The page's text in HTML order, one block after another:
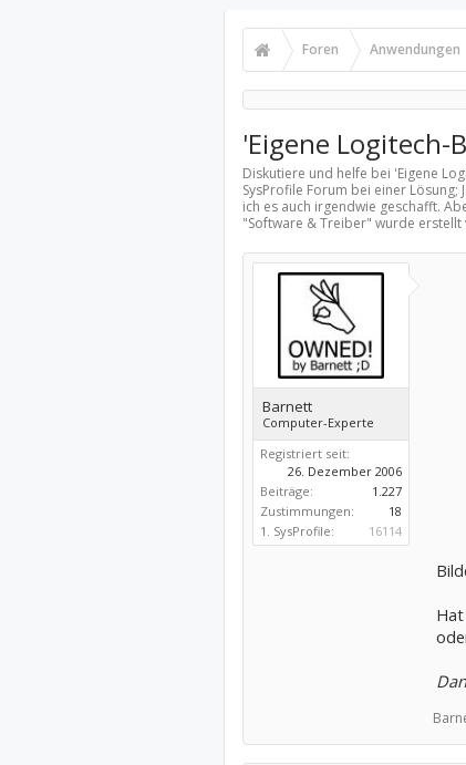
Foren Anwendungen
'Eigene Logitech-
Diskutiere und helfe bei 'Eigene
SysProfile Forum bei einer Lösung;
ich es auch irgendwie geschafft.
"Software & Treiber" wurde erstellt
Barnett
Computer-Experte
Registriert seit:
26. Dezember 2006
Beiträge:
1.227
Zustimmungen:
18
1. SysProfile:
16114